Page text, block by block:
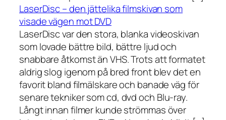
LaserDisc – den jättelika filmskivan som
visade vägen mot DVD
LaserDisc var den stora, blanka videoskivan
som lovade bättre bild, bättre ljud och
snabbare åtkomst än VHS. Trots att formatet
aldrig slog igenom på bred front blev det en
favorit bland filmälskare och banade väg för
senare tekniker som cd, dvd och Blu-ray.
Långt innan filmer kunde strömmas över